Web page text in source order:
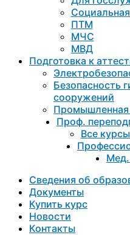
ПТМ
МЧС
МВД
Подготовка к
Безопасность
сооружений
Промышленная
Проф.
Все
Мед.
Сведения об
Документы
Купить курс
Новости
Контакты